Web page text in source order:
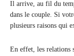
Il arrive, au fil du
dans le couple. Si
plusieurs raisons qui
En effet, les relations